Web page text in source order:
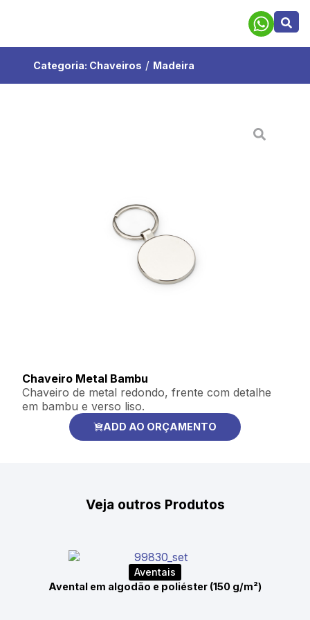
Categoria: Chaveiros / Madeira
Chaveiro Metal Bambu
Chaveiro de metal redondo, frente com detalhe
em bambu e verso liso.
ADD AO ORÇAMENTO
Veja outros Produtos
Aventais
Avental em algodão e poliéster (150 g/m²)